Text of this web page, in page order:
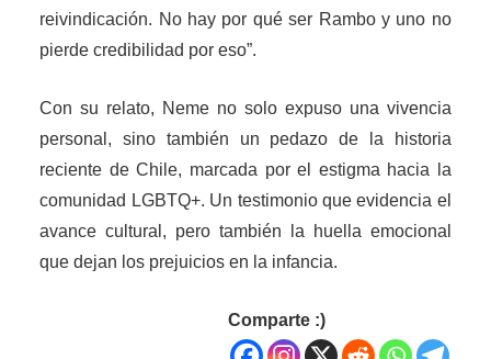
reivindicación. No hay por qué ser Rambo y uno no
pierde credibilidad por eso”.
Con su relato, Neme no solo expuso una vivencia
personal, sino también un pedazo de la historia
reciente de Chile, marcada por el estigma hacia la
comunidad LGBTQ+. Un testimonio que evidencia el
avance cultural, pero también la huella emocional
que dejan los prejuicios en la infancia.
Comparte :)